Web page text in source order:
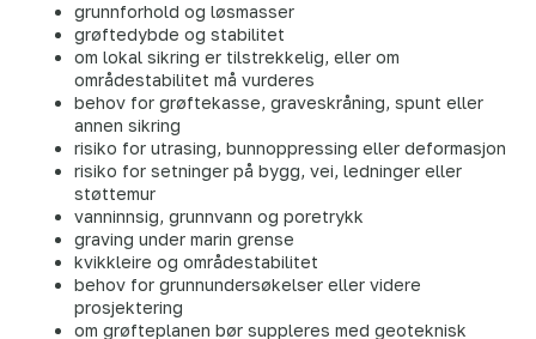
grunnforhold og løsmasser
grøftedybde og stabilitet
om lokal sikring er tilstrekkelig, eller om
områdestabilitet må vurderes
behov for grøftekasse, graveskråning, spunt eller
annen sikring
risiko for utrasing, bunnoppressing eller deformasjon
risiko for setninger på bygg, vei, ledninger eller
støttemur
vanninnsig, grunnvann og poretrykk
graving under marin grense
kvikkleire og områdestabilitet
behov for grunnundersøkelser eller videre
prosjektering
om grøfteplanen bør suppleres med geoteknisk